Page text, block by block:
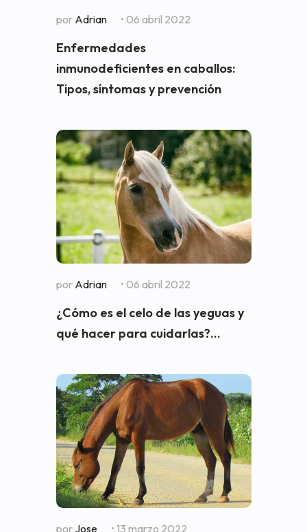
por Adrian • 06 abril 2022
Enfermedades
inmunodeficientes en caballos:
Tipos, síntomas y prevención
por Adrian • 06 abril 2022
¿Cómo es el celo de las yeguas y
qué hacer para cuidarlas?...
por Jose • 13 marzo 2022